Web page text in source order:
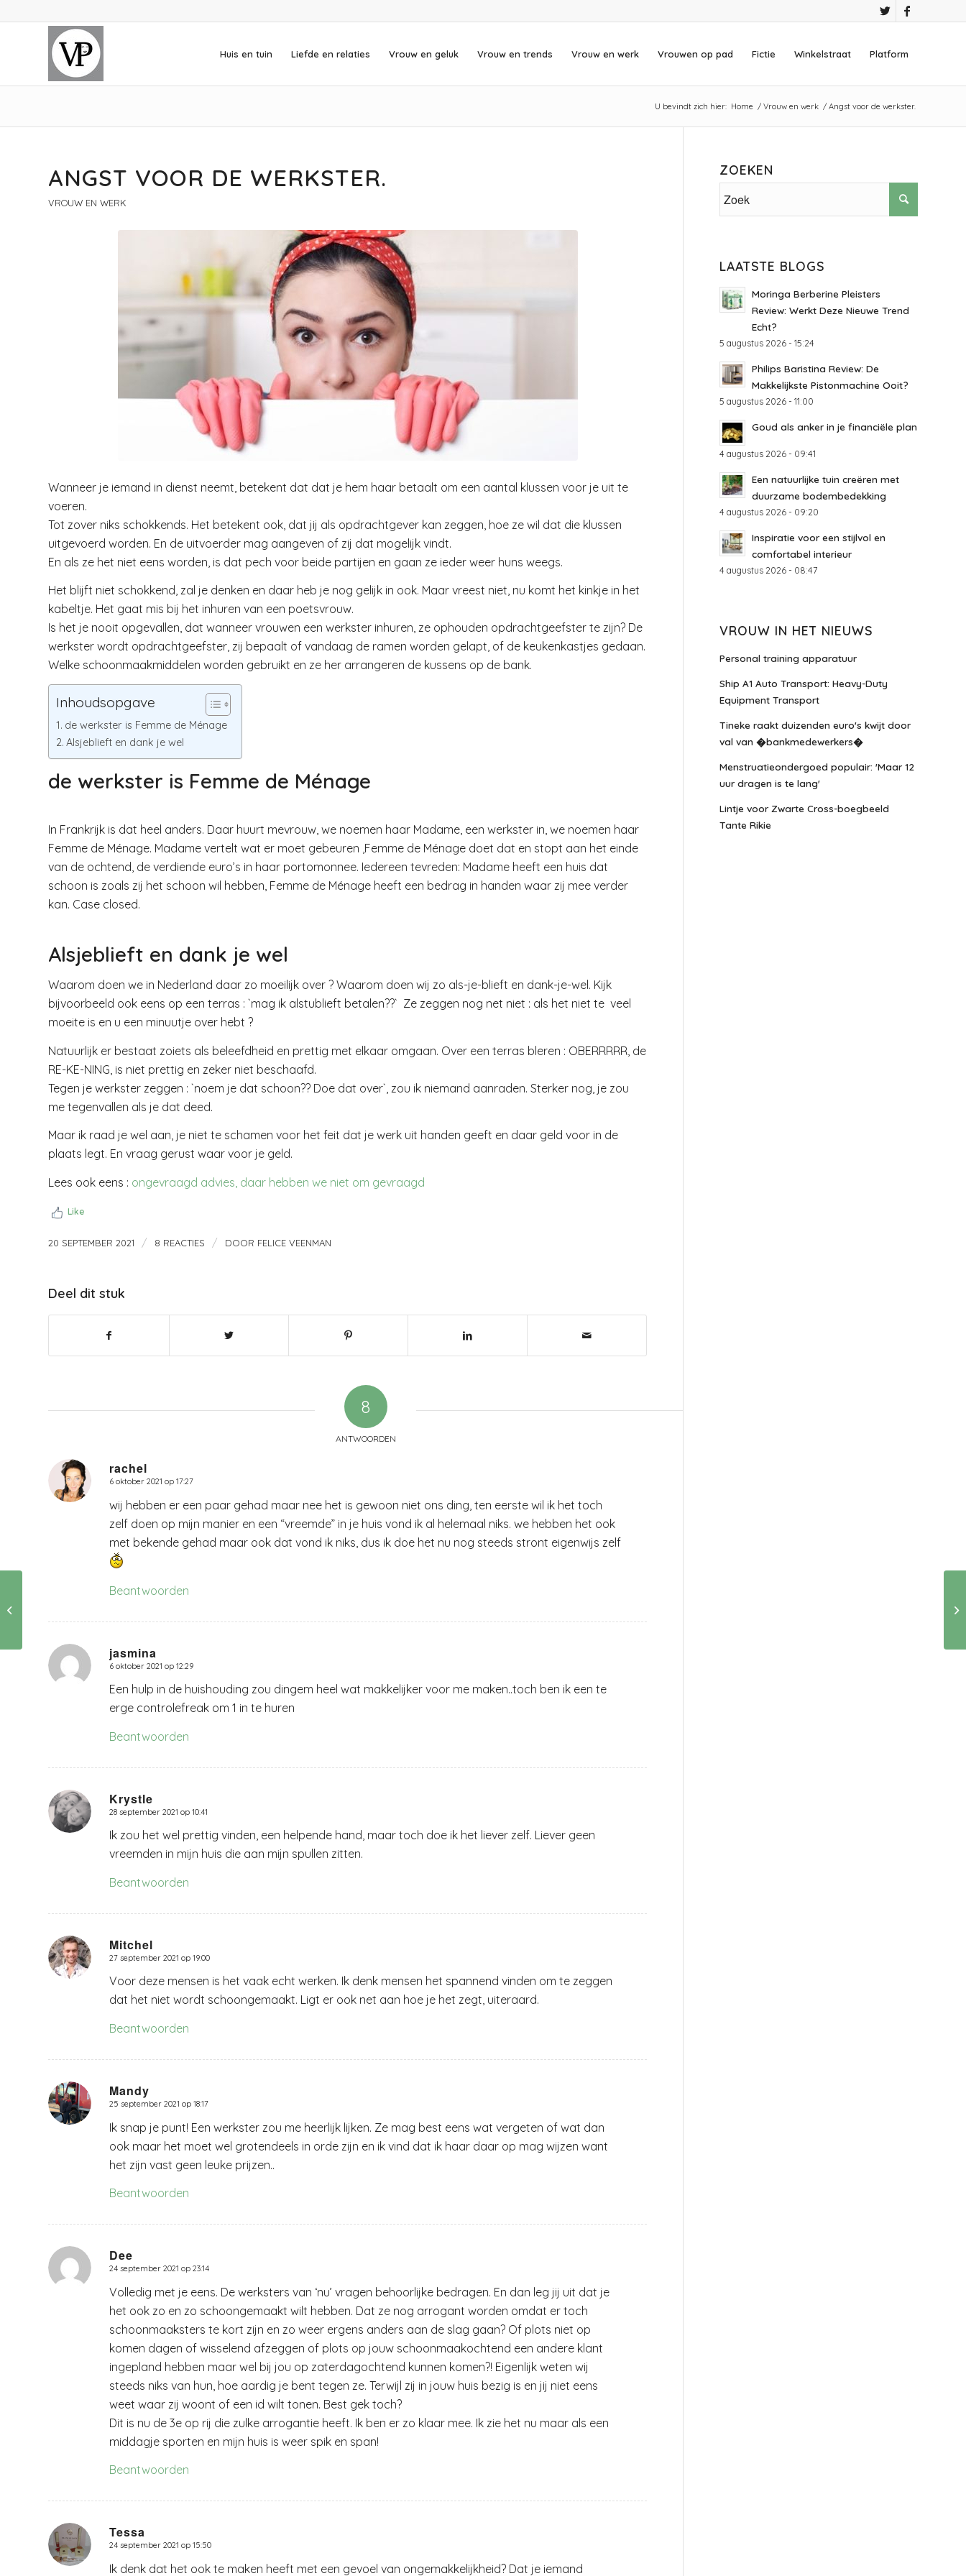
Huis en tuin Liefde en relaties Vrouw en geluk Vrouw en trends Vrouw en werk Vrouwen op pad Fictie Winkelstraat Platform
U bevindt zich hier: Home / Vrouw en werk / Angst voor de werkster.
ANGST VOOR DE WERKSTER.
VROUW EN WERK
Wanneer je iemand in dienst neemt, betekent dat dat je hem haar betaalt om een aantal klussen voor je uit te
voeren.
Tot zover niks schokkends. Het betekent ook, dat jij als opdrachtgever kan zeggen, hoe ze wil dat die klussen
uitgevoerd worden. En de uitvoerder mag aangeven of zij dat mogelijk vindt.
En als ze het niet eens worden, is dat pech voor beide partijen en gaan ze ieder weer huns weegs.
Het blijft niet schokkend, zal je denken en daar heb je nog gelijk in ook. Maar vreest niet, nu komt het kinkje in het
kabeltje. Het gaat mis bij het inhuren van een poetsvrouw.
Is het je nooit opgevallen, dat wanneer vrouwen een werkster inhuren, ze ophouden opdrachtgeefster te zijn? De
werkster wordt opdrachtgeefster, zij bepaalt of vandaag de ramen worden gelapt, of de keukenkastjes gedaan.
Welke schoonmaakmiddelen worden gebruikt en ze her arrangeren de kussens op de bank.
Inhoudsopgave
de werkster is Femme de Ménage
Alsjeblieft en dank je wel
de werkster is Femme de Ménage
In Frankrijk is dat heel anders. Daar huurt mevrouw, we noemen haar Madame, een werkster in, we noemen haar
Femme de Ménage. Madame vertelt wat er moet gebeuren ,Femme de Ménage doet dat en stopt aan het einde
van de ochtend, de verdiende euro’s in haar portomonnee. Iedereen tevreden: Madame heeft een huis dat
schoon is zoals zij het schoon wil hebben, Femme de Ménage heeft een bedrag in handen waar zij mee verder
kan. Case closed.
Alsjeblieft en dank je wel
Waarom doen we in Nederland daar zo moeilijk over ? Waarom doen wij zo als-je-blieft en dank-je-wel. Kijk
bijvoorbeeld ook eens op een terras : `mag ik alstublieft betalen??` Ze zeggen nog net niet : als het niet te veel
moeite is en u een minuutje over hebt ?
Natuurlijk er bestaat zoiets als beleefdheid en prettig met elkaar omgaan. Over een terras bleren : OBERRRRR, de
RE-KE-NING, is niet prettig en zeker niet beschaafd.
Tegen je werkster zeggen : `noem je dat schoon?? Doe dat over`, zou ik niemand aanraden. Sterker nog, je zou
me tegenvallen als je dat deed.
Maar ik raad je wel aan, je niet te schamen voor het feit dat je werk uit handen geeft en daar geld voor in de
plaats legt. En vraag gerust waar voor je geld.
Lees ook eens : ongevraagd advies, daar hebben we niet om gevraagd
Like
20 SEPTEMBER 2021 / 8 REACTIES / DOOR FELICE VEENMAN
Deel dit stuk
8
ANTWOORDEN
rachel
zegt:
6 oktober 2021 op 17:27
wij hebben er een paar gehad maar nee het is gewoon niet ons ding, ten eerste wil ik het toch
zelf doen op mijn manier en een “vreemde” in je huis vond ik al helemaal niks. we hebben het ook
met bekende gehad maar ook dat vond ik niks, dus ik doe het nu nog steeds stront eigenwijs zelf
Beantwoorden
jasmina
zegt:
6 oktober 2021 op 12:29
Een hulp in de huishouding zou dingem heel wat makkelijker voor me maken..toch ben ik een te
erge controlefreak om 1 in te huren
Beantwoorden
Krystle
zegt:
28 september 2021 op 10:41
Ik zou het wel prettig vinden, een helpende hand, maar toch doe ik het liever zelf. Liever geen
vreemden in mijn huis die aan mijn spullen zitten.
Beantwoorden
Mitchel
zegt:
27 september 2021 op 19:00
Voor deze mensen is het vaak echt werken. Ik denk mensen het spannend vinden om te zeggen
dat het niet wordt schoongemaakt. Ligt er ook net aan hoe je het zegt, uiteraard.
Beantwoorden
Mandy
zegt:
25 september 2021 op 18:17
Ik snap je punt! Een werkster zou me heerlijk lijken. Ze mag best eens wat vergeten of wat dan
ook maar het moet wel grotendeels in orde zijn en ik vind dat ik haar daar op mag wijzen want
het zijn vast geen leuke prijzen..
Beantwoorden
Dee
zegt:
24 september 2021 op 23:14
Volledig met je eens. De werksters van ‘nu’ vragen behoorlijke bedragen. En dan leg jij uit dat je
het ook zo en zo schoongemaakt wilt hebben. Dat ze nog arrogant worden omdat er toch
schoonmaaksters te kort zijn en zo weer ergens anders aan de slag gaan? Of plots niet op
komen dagen of wisselend afzeggen of plots op jouw schoonmaakochtend een andere klant
ingepland hebben maar wel bij jou op zaterdagochtend kunnen komen?! Eigenlijk weten wij
steeds niks van hun, hoe aardig je bent tegen ze. Terwijl zij in jouw huis bezig is en jij niet eens
weet waar zij woont of een id wilt tonen. Best gek toch?
Dit is nu de 3e op rij die zulke arrogantie heeft. Ik ben er zo klaar mee. Ik zie het nu maar als een
middagje sporten en mijn huis is weer spik en span!
Beantwoorden
Tessa
zegt:
24 september 2021 op 15:50
Ik denk dat het ook te maken heeft met een gevoel van ongemakkelijkheid? Dat je iemand
ZOEKEN
LAATSTE BLOGS
Moringa Berberine Pleisters
Review: Werkt Deze Nieuwe Trend
Echt?
5 augustus 2026 - 15:24
Philips Baristina Review: De
Makkelijkste Pistonmachine Ooit?
5 augustus 2026 - 11:00
Goud als anker in je financiële plan
4 augustus 2026 - 09:41
Een natuurlijke tuin creëren met
duurzame bodembedekking
4 augustus 2026 - 09:20
Inspiratie voor een stijlvol en
comfortabel interieur
4 augustus 2026 - 08:47
VROUW IN HET NIEUWS
Personal training apparatuur
Ship A1 Auto Transport: Heavy-Duty
Equipment Transport
Tineke raakt duizenden euro's kwijt door
val van �bankmedewerkers�
Menstruatieondergoed populair: 'Maar 12
uur dragen is te lang'
Lintje voor Zwarte Cross-boegbeeld
Tante Rikie